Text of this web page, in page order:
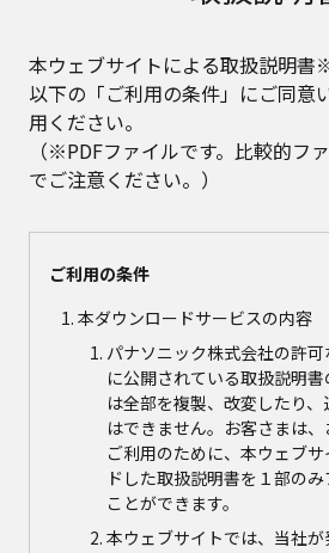
本ウェブサイトによる取扱説明書
以下の「ご利用の条件」にご同意
用ください。
（※PDFファイルです。比較的フ
でご注意ください。）
ご利用の条件
本ダウンロードサービスの内容
パナソニック株式会社の許
に公開されている取扱説明
は全部を複製、改変したり
はできません。お客さまは
ご利用のために、本ウェブ
ドした取扱説明書を１部の
ことができます。
本ウェブサイトでは、当社